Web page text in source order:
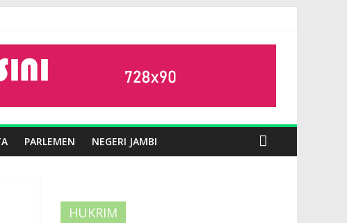
PARLEMEN NEGERI JAMBI
HUKRIM